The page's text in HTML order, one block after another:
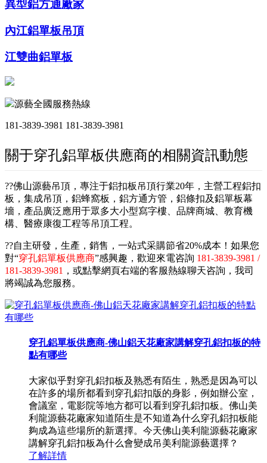
異型鋁方通廠家
內江鋁單板吊頂
江雙曲鋁單板
源藝全國服務熱線
181-3839-3981 181-3839-3981
關于穿孔鋁單板供應商的相關資訊動態
??佛山源藝吊頂，專注于鋁扣板吊頂行業20年，主營工程鋁扣
板，集成吊頂，鋁蜂窩板，鋁方通方管，鋁條扣及鋁單板幕
墻，產品廣泛應用于眾多大小型寫字樓、品牌商城、教育機
構、醫療康復工程等吊頂工程。
??自主研發，生產，銷售，一站式采購節省20%成本！如果您
對“穿孔鋁單板供應商”感興趣，歡迎來電咨詢 181-3839-3981 /
181-3839-3981 ，或點擊網頁右端的客服熱線聊天咨詢，我司
將竭誠為您服務。
穿孔鋁單板供應商-佛山鋁天花廠家講解穿孔鋁扣板的特
點有哪些
大家似乎對穿孔鋁扣板及熟悉有陌生，熟悉是因為可以
在許多的場所都看到穿孔鋁扣版的身影，例如辦公室，
會議室，電影院等地方都可以看到穿孔鋁扣板。佛山美
利龍源藝花廠家知道陌生是不知道為什么穿孔鋁扣板能
夠成為這些場所的新選擇。今天佛山美利龍源藝花廠家
講解穿孔鋁扣板為什么會變成吊美利龍源藝選擇？
了解詳情